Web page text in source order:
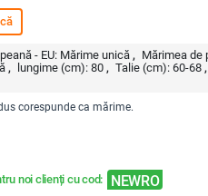
- EU: Mărime unică
Mărimea de
lungime (cm): 80 Talie (cm): 60-68
corespunde ca mărime.
noi clienți cu cod: NEWRO